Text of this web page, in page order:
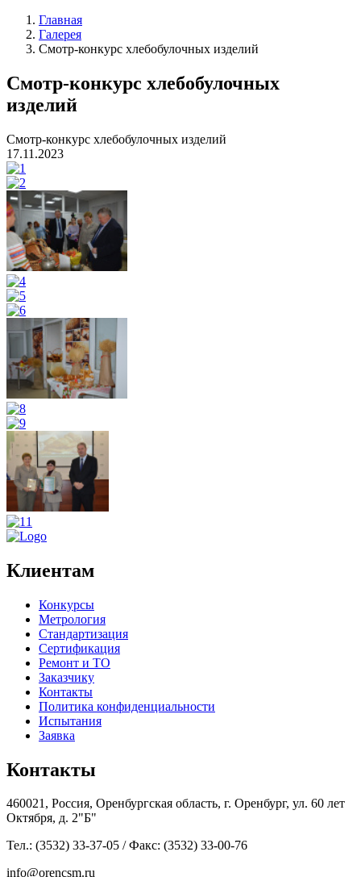
Главная
Галерея
Смотр-конкурс хлебобулочных изделий
Смотр-конкурс хлебобулочных
изделий
Смотр-конкурс хлебобулочных изделий
17.11.2023
Клиентам
Конкурсы
Метрология
Стандартизация
Сертификация
Ремонт и ТО
Заказчику
Контакты
Политика конфиденциальности
Испытания
Заявка
Контакты
460021, Россия, Оренбургская область, г. Оренбург, ул. 60 лет
Октября, д. 2"Б"
Тел.: (3532) 33-37-05 / Факс: (3532) 33-00-76
info@orencsm.ru